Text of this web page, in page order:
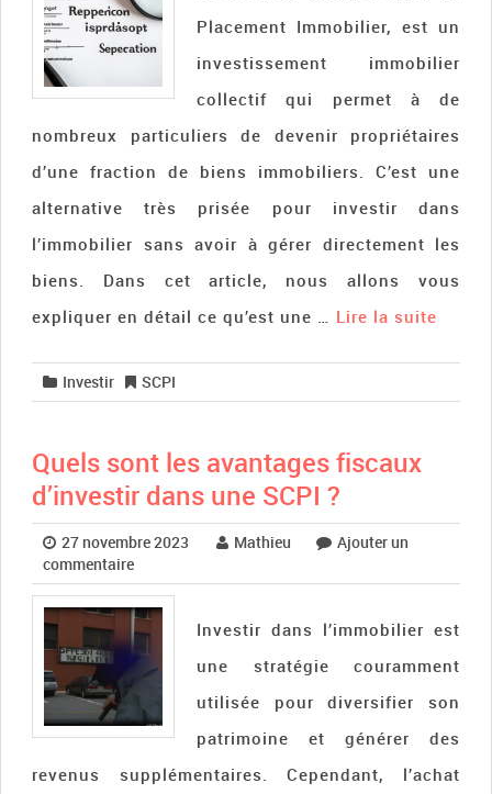
Placement Immobilier, est un
investissement immobilier
collectif qui permet à de
nombreux particuliers de devenir propriétaires
d’une fraction de biens immobiliers. C’est une
alternative très prisée pour investir dans
l’immobilier sans avoir à gérer directement les
biens. Dans cet article, nous allons vous
expliquer en détail ce qu’est une … Lire la suite­­
Investir SCPI
Quels sont les avantages fiscaux
d’investir dans une SCPI ?
27 novembre 2023 Mathieu
Ajouter un
commentaire
Investir dans l’immobilier est
une stratégie couramment
utilisée pour diversifier son
patrimoine et générer des
revenus supplémentaires. Cependant, l’achat